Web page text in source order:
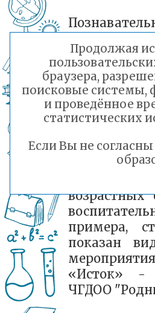
детского
МБОУ
которая
возрастных
примера,
показан
«Исток» -
ЧГДОО
Продолжая
браузера,
поисковые системы,
и проведённое
статистических
Если Вы не